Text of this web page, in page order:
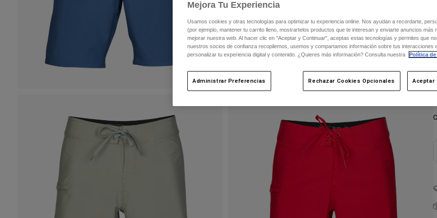
Mejora Tu Experiencia
Usamos cookies y otras tecnologías para optimizar tu experiencia online. Nos ayudan a recordarte,
(por ejemplo, mantener tu carrito lleno, mostrartelos productos que te interesan y enviarte anuncios más
mejorar nuestra web. Al hacer clic en "Aceptar y Continuar", aceptas estas tecnologías y permites que
nuestros socios de confianza recopilemos, usemos y compartamos información sobre tus interacciones
personalizar tu experiencia digital y contenido. ¿Quieres más información? Consulta nuestra
Política de
Administrar Preferencias Rechazar Cookies Opcionales Aceptar